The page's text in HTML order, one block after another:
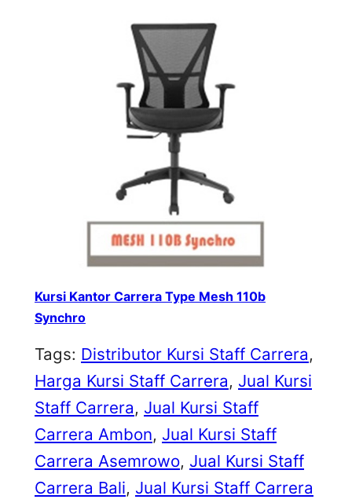
Kursi Kantor Carrera Type Mesh 110b
Synchro
Tags: Distributor Kursi Staff Carrera
Harga Kursi Staff Carrera, Jual Kursi
Staff Carrera, Jual Kursi Staff
Carrera Ambon, Jual Kursi Staff
Carrera Asemrowo, Jual Kursi Staff
Carrera Bali, Jual Kursi Staff Carrera